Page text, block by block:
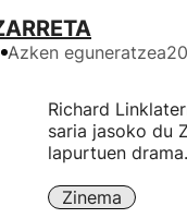
Azken eguneratzea
Richard
saria jasoko du
lapurtuen drama.
Zinema